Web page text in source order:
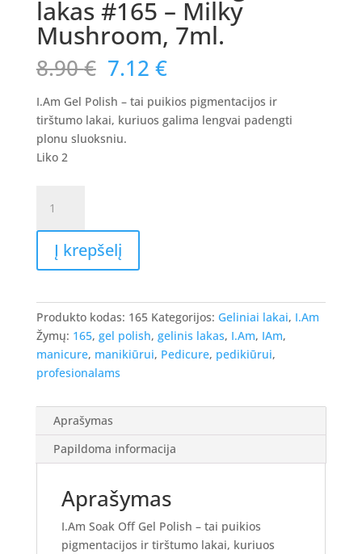
lakas #165 – Milky
Mushroom, 7ml.
8.90€ Original
price
was:
8.90 €.
7.12 €Current
price
is:
7.12 €.
I.Am Gel Polish – tai puikios pigmentacijos ir
tirštumo lakai, kuriuos galima lengvai padengti
plonu sluoksniu.
Liko 2
kiekis:
I.Am
Polish
gelinis
lakas
#165
-
Milky
7ml.
Į krepšelį
Produkto kodas: 165 Kategorijos: Geliniai lakai, I.Am
Žymų: 165, gel polish, gelinis lakas, I.Am, IAm,
manicure, manikiūrui, Pedicure, pedikiūrui,
profesionalams
Aprašymas
Papildoma informacija
Aprašymas
I.Am Soak Off Gel Polish – tai puikios
pigmentacijos ir tirštumo lakai, kuriuos